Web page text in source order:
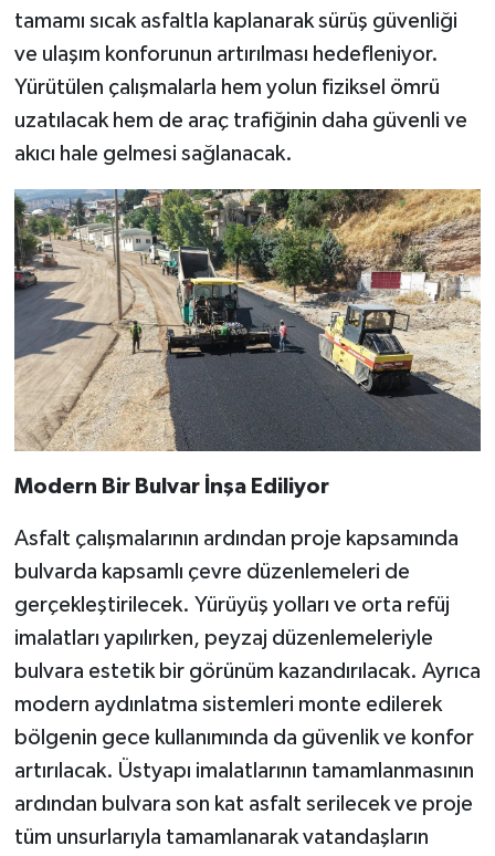
tamamı sıcak asfaltla kaplanarak sürüş güvenliği
ve ulaşım konforunun artırılması hedefleniyor.
Yürütülen çalışmalarla hem yolun fiziksel ömrü
uzatılacak hem de araç trafiğinin daha güvenli ve
akıcı hale gelmesi sağlanacak.
Modern Bir Bulvar İnşa Ediliyor
Asfalt çalışmalarının ardından proje kapsamında
bulvarda kapsamlı çevre düzenlemeleri de
gerçekleştirilecek. Yürüyüş yolları ve orta refüj
imalatları yapılırken, peyzaj düzenlemeleriyle
bulvara estetik bir görünüm kazandırılacak. Ayrıca
modern aydınlatma sistemleri monte edilerek
bölgenin gece kullanımında da güvenlik ve konfor
artırılacak. Üstyapı imalatlarının tamamlanmasının
ardından bulvara son kat asfalt serilecek ve proje
tüm unsurlarıyla tamamlanarak vatandaşların